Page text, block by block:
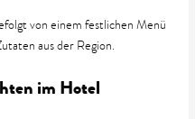
von einem festlichen Menü
aus der Region.
im Hotel